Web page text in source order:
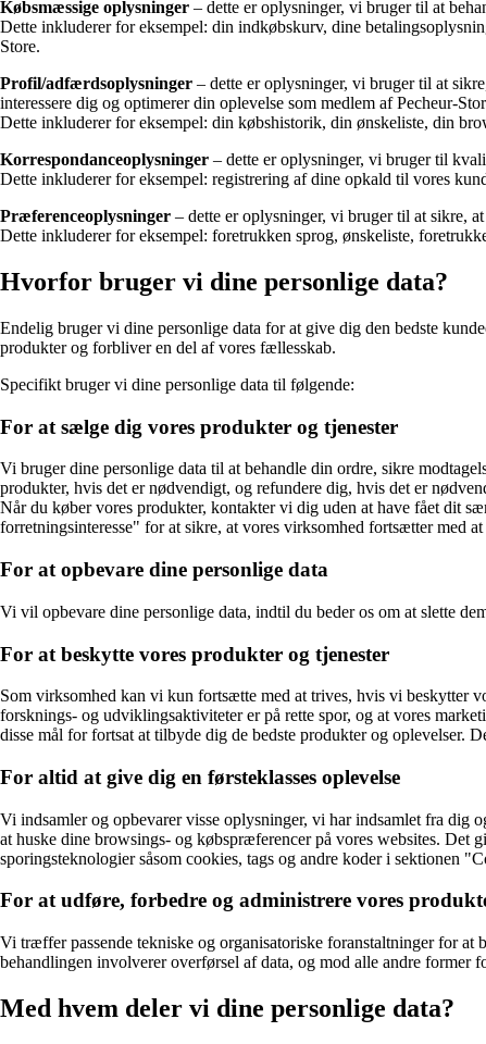
Købsmæssige oplysninger – dette er oplysninger, vi bruger til at
Dette inkluderer for eksempel: din indkøbskurv, dine
Store.
Profil/adfærdsoplysninger – dette er oplysninger, vi bruger til at
interessere dig og optimerer din oplevelse som medlem af Pecheur-
Dette inkluderer for eksempel: din købshistorik, din ønskeliste, din
Korrespondanceoplysninger – dette er oplysninger, vi bruger til
Dette inkluderer for eksempel: registrering af dine opkald til vores
Præferenceoplysninger – dette er oplysninger, vi bruger til at sikre,
Dette inkluderer for eksempel: foretrukken sprog, ønskeliste,
Hvorfor bruger vi dine personlige data?
Endelig bruger vi dine personlige data for at give dig den bedste
produkter og forbliver en del af vores fællesskab.
Specifikt bruger vi dine personlige data til følgende:
For at sælge dig vores produkter og tjenester
Vi bruger dine personlige data til at behandle din ordre, sikre
produkter, hvis det er nødvendigt, og refundere dig, hvis det er
Når du køber vores produkter, kontakter vi dig uden at have fået dit
forretningsinteresse" for at sikre, at vores virksomhed fortsætter med at
For at opbevare dine personlige data
Vi vil opbevare dine personlige data, indtil du beder os om at slette
For at beskytte vores produkter og tjenester
Som virksomhed kan vi kun fortsætte med at trives, hvis vi beskytter
forsknings- og udviklingsaktiviteter er på rette spor, og at vores
disse mål for fortsat at tilbyde dig de bedste produkter og oplevelser.
For altid at give dig en førsteklasses oplevelse
Vi indsamler og opbevarer visse oplysninger, vi har indsamlet fra dig
at huske dine browsings- og købspræferencer på vores websites. Det
sporingsteknologier såsom cookies, tags og andre koder i sektionen
For at udføre, forbedre og administrere vores
Vi træffer passende tekniske og organisatoriske foranstaltninger for
behandlingen involverer overførsel af data, og mod alle andre former
Med hvem deler vi dine personlige data?